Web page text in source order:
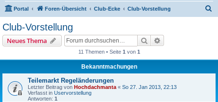
Portal Foren-Übersicht Club-Ecke Club-Vorstellung
Club-Vorstellung
Neues Thema Suche
11 Themen • Seite 1 von 1
Bekanntmachungen
Teilemarkt Regeländerungen
Letzter Beitrag von Hochdachmanta « So 27. Jan 2013, 22:13
Verfasst in Uservorstellung
Antworten: 1